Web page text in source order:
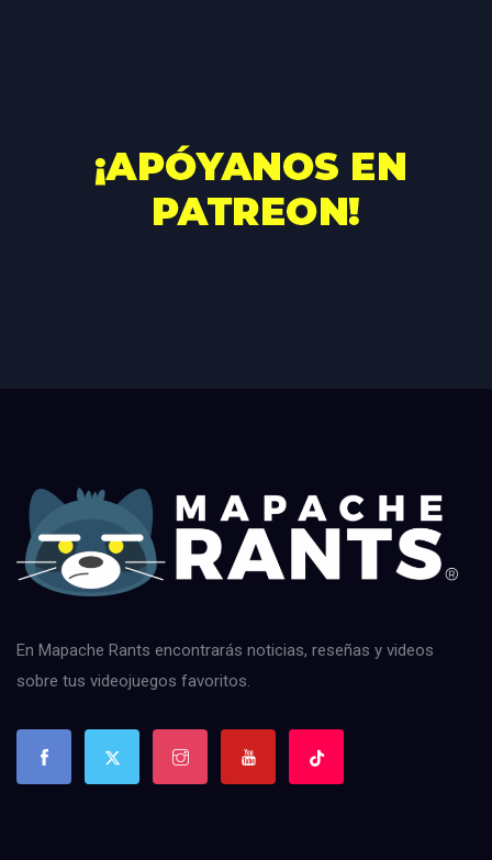
En Mapache Rants encontrarás noticias, reseñas y videos
sobre tus videojuegos favoritos.